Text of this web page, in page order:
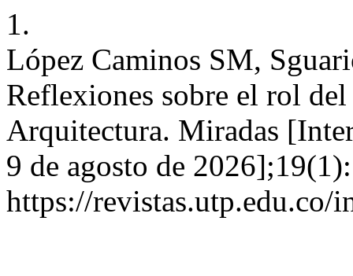
1.
López Caminos SM,
Reflexiones sobre el rol
Arquitectura. Miradas
9 de agosto de
https://revistas.utp.edu.co/